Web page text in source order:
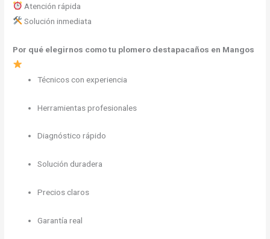
Atención rápida
Solución inmediata
Por qué elegirnos como tu plomero destapacaños en Mangos
Técnicos con experiencia
Herramientas profesionales
Diagnóstico rápido
Solución duradera
Precios claros
Garantía real